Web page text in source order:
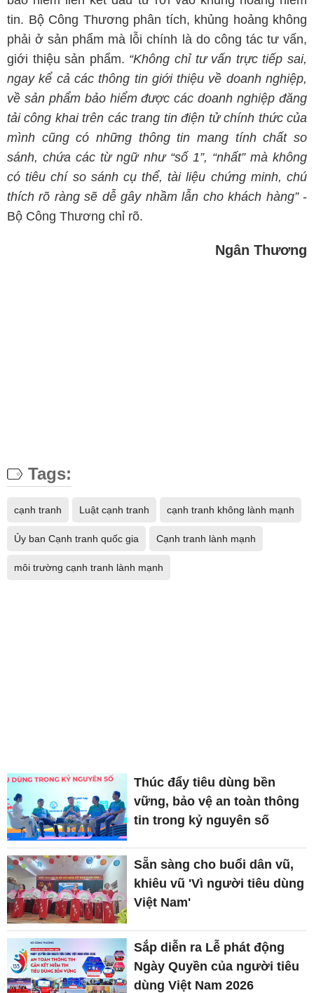
tin. Bộ Công Thương phân tích, khủng hoảng không
phải ở sản phẩm mà lỗi chính là do công tác tư vấn,
giới thiệu sản phẩm. “Không chỉ tư vấn trực tiếp sai,
ngay kể cả các thông tin giới thiệu về doanh nghiệp,
về sản phẩm bảo hiểm được các doanh nghiệp đăng
tải công khai trên các trang tin điện tử chính thức của
mình cũng có những thông tin mang tính chất so
sánh, chứa các từ ngữ như “số 1”, “nhất” mà không
có tiêu chí so sánh cụ thể, tài liệu chứng minh, chú
thích rõ ràng sẽ dễ gây nhầm lẫn cho khách hàng”-
Bộ Công Thương chỉ rõ.
Ngân Thương
Tags:
cạnh tranh Luật cạnh tranh cạnh tranh không lành mạnh
Ủy ban Cạnh tranh quốc gia Cạnh tranh lành mạnh
môi trường cạnh tranh lành mạnh
Thúc đẩy tiêu dùng bền
vững, bảo vệ an toàn thông
tin trong kỷ nguyên số
Sẵn sàng cho buổi dân vũ,
khiêu vũ 'Vì người tiêu dùng
Việt Nam'
Sắp diễn ra Lễ phát động
Ngày Quyền của người tiêu
dùng Việt Nam 2026